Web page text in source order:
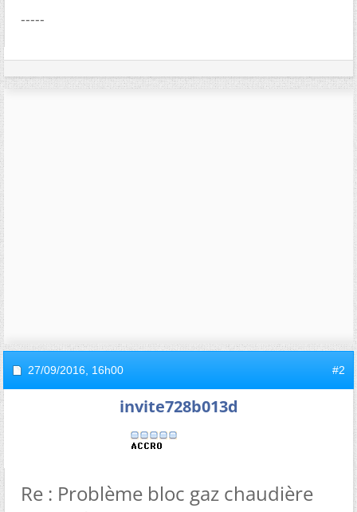
-----
27/09/2016, 16h00 #2
invite728b013d
Re : Problème bloc gaz chaudière